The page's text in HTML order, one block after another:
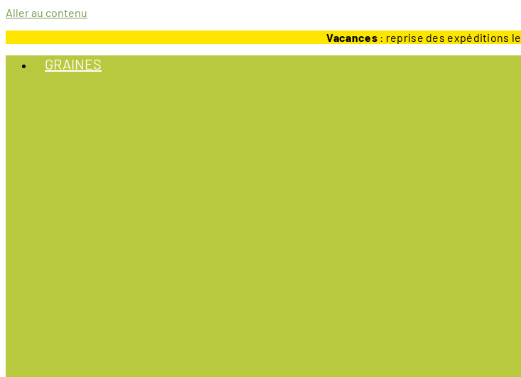
Aller au contenu
Vacances: reprise des expéditions le
GRAINES